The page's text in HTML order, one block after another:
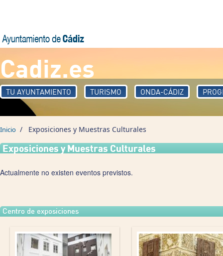
Cadiz.es
TU AYUNTAMIENTO TURISMO ONDA-CÁDIZ
Inicio / Exposiciones y Muestras Culturales
Exposiciones y Muestras Culturales
Actualmente no existen eventos previstos.
Centro de exposiciones
Páginas